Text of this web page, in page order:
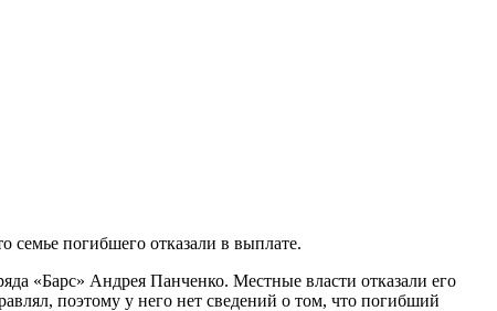
семье погибшего отказали в выплате.
«Барс» Андрея Панченко. Местные власти отказали его
поэтому у него нет сведений о том, что погибший